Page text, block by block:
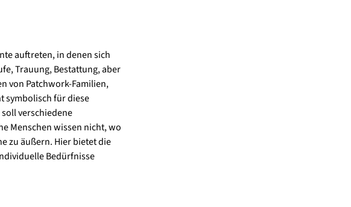
auftreten, in denen sich
Trauung, Bestattung, aber
von Patchwork-Familien,
symbolisch für diese
verschiedene
Menschen wissen nicht, wo
zu äußern. Hier bietet die
Bedürfnisse